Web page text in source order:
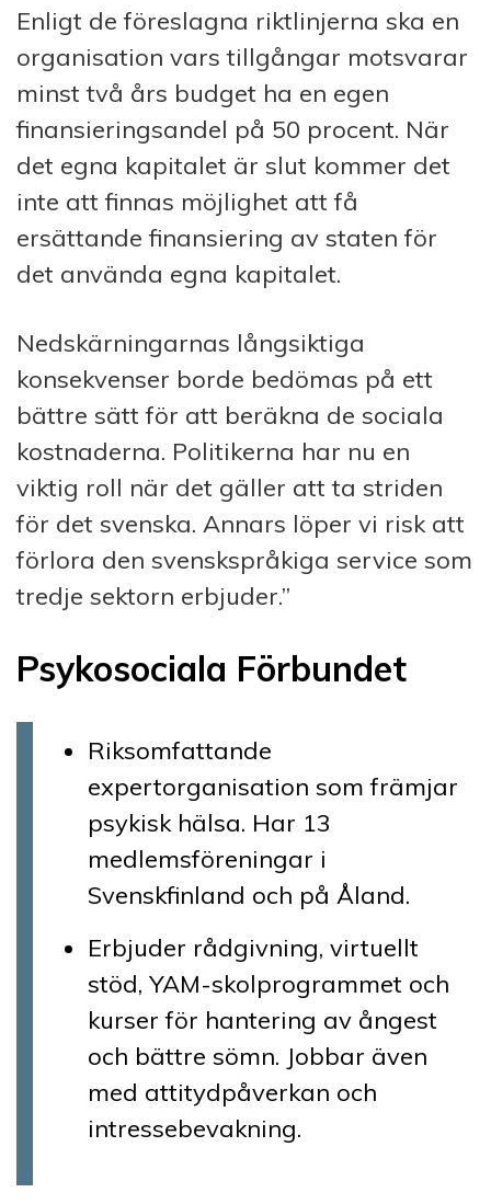
Enligt de föreslagna riktlinjerna ska en
organisation vars tillgångar motsvarar
minst två års budget ha en egen
finansieringsandel på 50 procent. När
det egna kapitalet är slut kommer det
inte att finnas möjlighet att få
ersättande finansiering av staten för
det använda egna kapitalet.
Nedskärningarnas långsiktiga
konsekvenser borde bedömas på ett
bättre sätt för att beräkna de sociala
kostnaderna. Politikerna har nu en
viktig roll när det gäller att ta striden
för det svenska. Annars löper vi risk att
förlora den svenskspråkiga service som
tredje sektorn erbjuder.”
Psykosociala Förbundet
Riksomfattande
expertorganisation som främjar
psykisk hälsa. Har 13
medlemsföreningar i
Svenskfinland och på Åland.
Erbjuder rådgivning, virtuellt
stöd, YAM-skolprogrammet och
kurser för hantering av ångest
och bättre sömn. Jobbar även
med attitydpåverkan och
intressebevakning.